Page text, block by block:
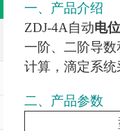
一、产品介绍
ZDJ-4A自动电
一阶、二阶导
计算，滴定系统
二、产品参数